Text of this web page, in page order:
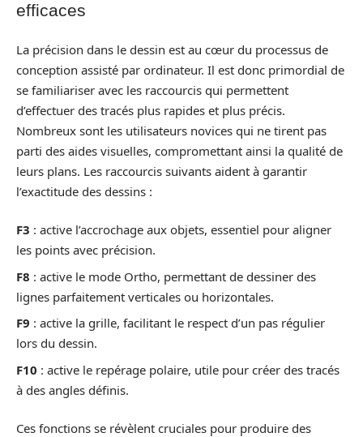
efficaces
La précision dans le dessin est au cœur du processus de
conception assisté par ordinateur. Il est donc primordial de
se familiariser avec les raccourcis qui permettent
d’effectuer des tracés plus rapides et plus précis.
Nombreux sont les utilisateurs novices qui ne tirent pas
parti des aides visuelles, compromettant ainsi la qualité de
leurs plans. Les raccourcis suivants aident à garantir
l’exactitude des dessins :
F3 : active l’accrochage aux objets, essentiel pour aligner
les points avec précision.
F8 : active le mode Ortho, permettant de dessiner des
lignes parfaitement verticales ou horizontales.
F9 : active la grille, facilitant le respect d’un pas régulier
lors du dessin.
F10 : active le repérage polaire, utile pour créer des tracés
à des angles définis.
Ces fonctions se révèlent cruciales pour produire des